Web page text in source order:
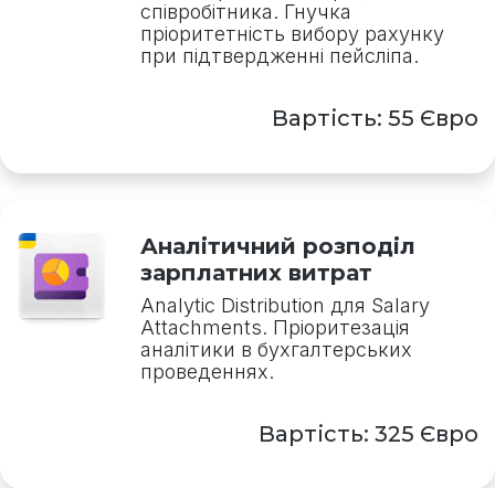
співробітника. Гнучка
пріоритетність вибору рахунку
при підтвердженні пейсліпа.
Вартість: 55 Євро
Аналітичний розподіл
зарплатних витрат
Analytic Distribution для Salary
Attachments. Пріоритезація
аналітики в бухгалтерських
проведеннях.
Вартість: 325 Євро